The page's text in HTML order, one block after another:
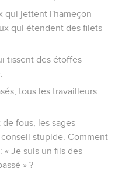
l'Egypte et l’Assyrie.
et les Egyptiens en
avec les
avec l'Egypte et
toute la terre.
bénira en disant :
l'Assyrie, que j’ai créée
! »